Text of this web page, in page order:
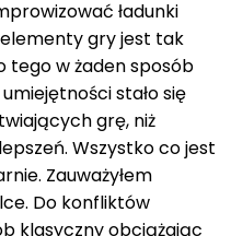
ładunki
gry jest tak
tego w żaden sposób
stało się
grę, niż
Wszystko co jest
Zauważyłem
Do konfliktów
klasyczny obciążając